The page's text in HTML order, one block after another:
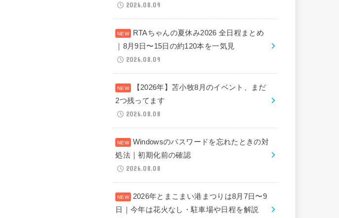
2026.08.09
RTAちゃんの夏休み2026 全日程まとめ
｜8月9日〜15日の約120本を一気見
2026.08.09
【2026年】苫小牧8月のイベント、まだ
2つ残ってます
2026.08.08
Windowsのパスワードを忘れたときの対
処法｜初期化前の確認
2026.08.08
2026年とまこまい港まつりは8月7日〜9
日｜今年は花火なし・駐車場や日程を解説